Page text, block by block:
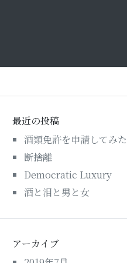
最近の投稿
酒類免許を申請してみた
断捨離
Democratic Luxury
酒と泪と男と女
アーカイブ